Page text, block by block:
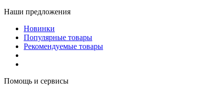
Наши предложения
Новинки
Популярные товары
Рекомендуемые товары
Помощь и сервисы